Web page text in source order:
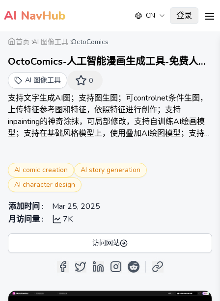
AI NavHub CN 登录
首页 AI 图像工具 OctoComics
OctoComics-人工智能漫画生成工具-免费人工
智能绘图在线平台
AI 图像工具 0
支持文字生成AI图；支持图生图；可controlnet条件生图，
上传特征参考图和特征，依照特征进行创作；支持
inpainting的神奇涂抹，可局部修改，支持自训练AI绘画模
型；支持在基础风格模型上，使用叠加AI绘图模型；支持在
AI comic creation
AI story generation
AI character design
添加时间 :
Mar 25, 2025
月访问量 : 7K
访问网站